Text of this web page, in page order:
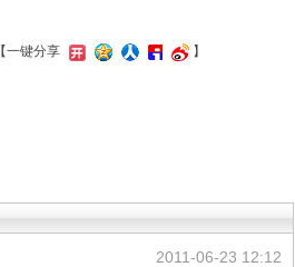
【一键分享 】
2011-06-23 12:12